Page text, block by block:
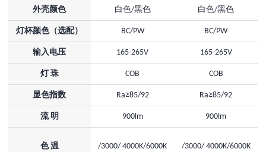
外壳颜色 白色/黑色 白色/黑色
灯杯颜色（选配） BC/PW BC/PW
输入电压 165-265V 165-265V
灯 珠 COB COB
显色指数 Ra≥85/92 Ra≥85/92
流 明 900lm 900lm
色 温 /3000/ 4000K/6000K /3000/ 4000K/6000K